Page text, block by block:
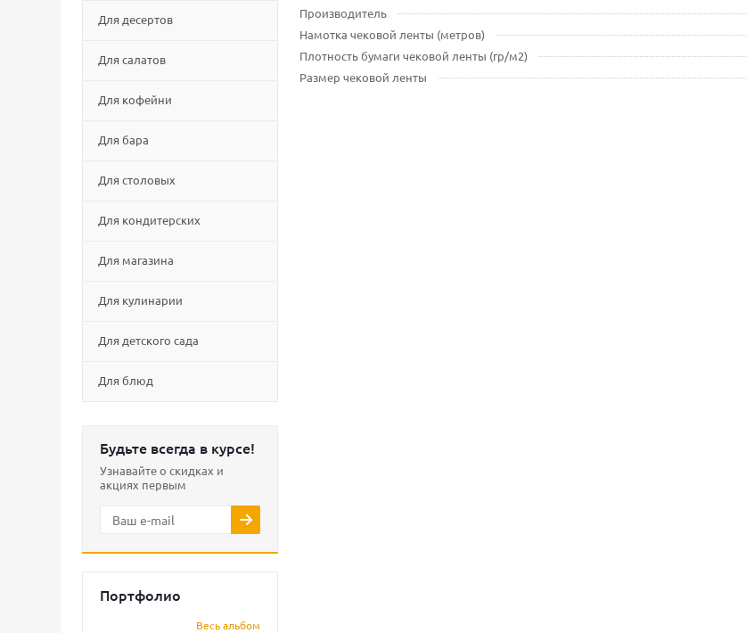
Для десертов
Для салатов
Для кофейни
Для бара
Для столовых
Для кондитерских
Для магазина
Для кулинарии
Для детского сада
Для блюд
Будьте всегда в курсе!
Узнавайте о скидках и
акциях первым
Портфолио
Весь альбом
Производитель
Намотка чековой ленты (метров)
Плотность бумаги чековой ленты (гр/м2)
Размер чековой ленты